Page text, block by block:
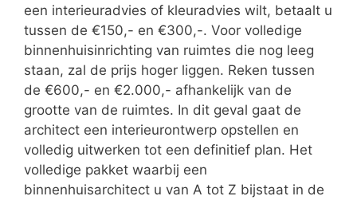
een interieuradvies of kleuradvies wilt, betaalt u
tussen de €150,- en €300,-. Voor volledige
binnenhuisinrichting van ruimtes die nog leeg
staan, zal de prijs hoger liggen. Reken tussen
de €600,- en €2.000,- afhankelijk van de
grootte van de ruimtes. In dit geval gaat de
architect een interieurontwerp opstellen en
volledig uitwerken tot een definitief plan. Het
volledige pakket waarbij een
binnenhuisarchitect u van A tot Z bijstaat in de